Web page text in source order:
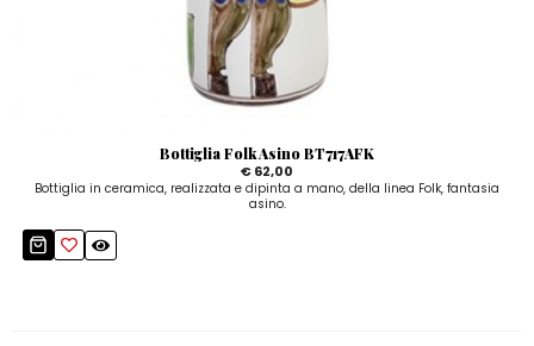
Bottiglia Folk Asino BT717AFK
€ 62,00
Bottiglia in ceramica, realizzata e dipinta a mano, della linea Folk, fantasia
asino.